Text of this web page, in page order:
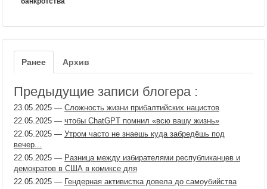
Ранее Архив
Предыдущие записи блогера :
23.05.2025 — Сложность жизни прибалтийских нацистов
22.05.2025 — чтобы ChatGPT помнил «всю вашу жизнь»
22.05.2025 — Утром часто не знаешь куда забредёшь под
вечер...
22.05.2025 — Разница между избирателями республиканцев и
демократов в США в комиксе для
22.05.2025 — Гендерная активистка довела до самоубийства